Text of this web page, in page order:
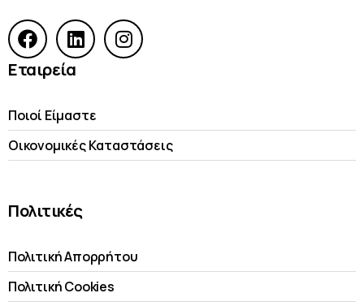
Εταιρεία
Ποιοί Είμαστε
Οικονομικές Kαταστάσεις
Πολιτικές
Πολιτική Απορρήτου
Πολιτική Cookies